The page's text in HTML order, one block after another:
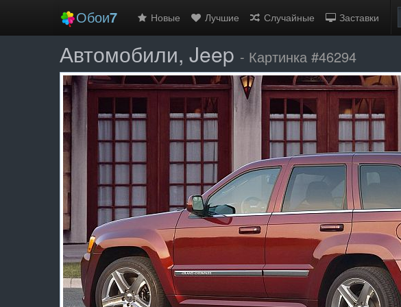
Обои7 Новые Лучшие Случайные Заставки
Автомобили, Jeep - Картинка #46294